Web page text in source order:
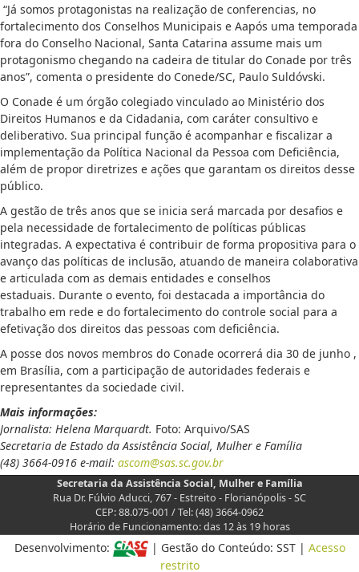
“Já somos protagonistas na realização de conferencias, no
fortalecimento dos Conselhos Municipais e Aapós uma temporada
fora do Conselho Nacional, Santa Catarina assume mais um
protagonismo chegando na cadeira de titular do Conade por três
anos”, comenta o presidente do Conede/SC, Paulo Suldóvski.
O Conade é um órgão colegiado vinculado ao Ministério dos
Direitos Humanos e da Cidadania, com caráter consultivo e
deliberativo. Sua principal função é acompanhar e fiscalizar a
implementação da Política Nacional da Pessoa com Deficiência,
além de propor diretrizes e ações que garantam os direitos desse
público.
A gestão de três anos que se inicia será marcada por desafios e
pela necessidade de fortalecimento de políticas públicas
integradas. A expectativa é contribuir de forma propositiva para o
avanço das políticas de inclusão, atuando de maneira colaborativa
e articulada com as demais entidades e conselhos
estaduais. Durante o evento, foi destacada a importância do
trabalho em rede e do fortalecimento do controle social para a
efetivação dos direitos das pessoas com deficiência.
A posse dos novos membros do Conade ocorrerá dia 30 de junho ,
em Brasília, com a participação de autoridades federais e
representantes da sociedade civil.
Mais informações:
Jornalista: Helena Marquardt. Foto: Arquivo/SAS
Secretaria de Estado da Assistência Social, Mulher e Família
(48) 3664-0916 e-mail: ascom@sas.sc.gov.br
Secretaria da Assistência Social, Mulher e Família
Rua Dr. Fúlvio Aducci, 767 - Estreito - Florianópolis - SC
CEP: 88.075-001 / Tel: (48) 3664-0962
Horário de Funcionamento: das 12 às 19 horas
Desenvolvimento: | Gestão do Conteúdo: SST | Acesso
restrito